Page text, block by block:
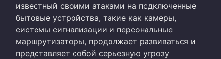
известный своими атаками на подключенные
бытовые устройства, такие как камеры,
системы сигнализации и персональные
маршрутизаторы, продолжает развиваться и
представляет собой серьезную угрозу